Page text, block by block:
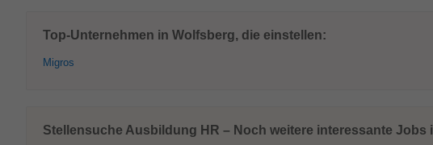
Top-Unternehmen in Wolfsberg, die einstellen:
Migros
Stellensuche Ausbildung HR – Noch weitere interessante Jobs